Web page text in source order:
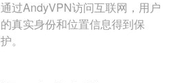
通过AndyVPN访问互联网，用户
的真实身份和位置信息得到保
护。